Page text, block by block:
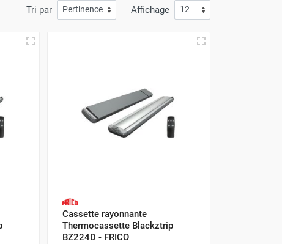
à la puissance de l'appareil qu'il vous faut pour
connaissances spécifiques pour assurer un
Tri par Affichage
Cassette rayonnante
Thermocassette Blackztrip
BZ224D - FRICO